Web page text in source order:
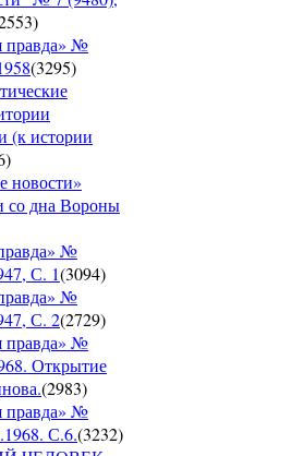
)
правда» №
(3295)
(к истории
)
новости»
со дна Вороны
№
С. 1(3094)
№
С. 2(2729)
правда» №
Открытие
(2983)
правда» №
С.6.(3232)